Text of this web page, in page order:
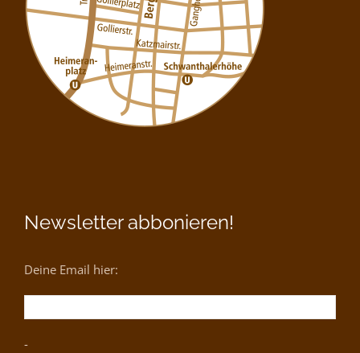
Newsletter abbonieren!
Deine Email hier:
-